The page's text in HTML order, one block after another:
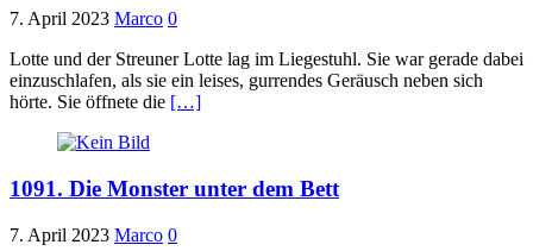
7. April 2023 Marco 0
Lotte und der Streuner Lotte lag im Liegestuhl. Sie war gerade dabei
einzuschlafen, als sie ein leises, gurrendes Geräusch neben sich
hörte. Sie öffnete die […]
1091. Die Monster unter dem Bett
7. April 2023 Marco 0